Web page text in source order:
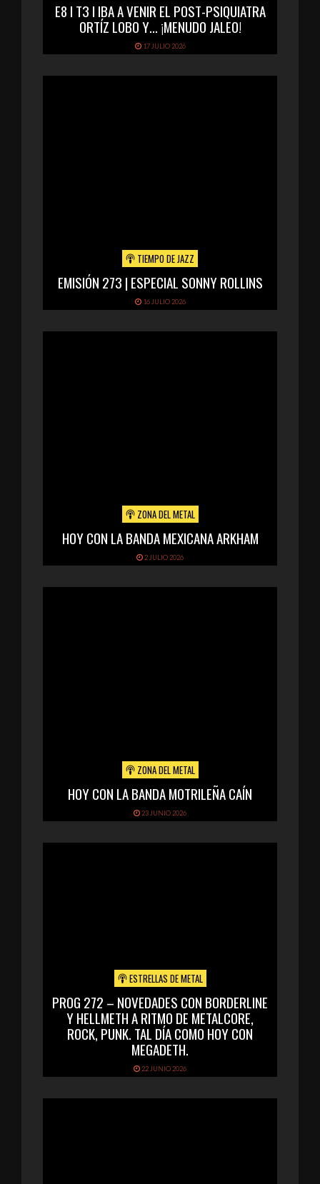
E8 I T3 I IBA A VENIR EL POST-PSIQUIATRA
ORTÍZ LOBO Y… ¡MENUDO JALEO!
17 JULIO 2026
TIEMPO DE JAZZ
EMISIÓN 273 | ESPECIAL SONNY ROLLINS
16 JULIO 2026
ZONA DEL METAL
HOY CON LA BANDA MEXICANA ARKHAM
2 JULIO 2026
ZONA DEL METAL
HOY CON LA BANDA MOTRILEÑA CAÍN
23 JUNIO 2026
ESTRELLAS DE METAL
PROG 272 – NOVEDADES CON BORDERLINE
Y HELLMETH A RITMO DE METALCORE,
ROCK, PUNK. TAL DÍA COMO HOY CON
MEGADETH.
22 JUNIO 2026